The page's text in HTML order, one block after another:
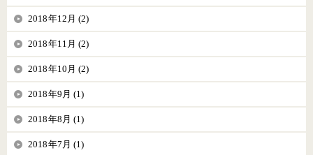
2018年12月 (2)
2018年11月 (2)
2018年10月 (2)
2018年9月 (1)
2018年8月 (1)
2018年7月 (1)